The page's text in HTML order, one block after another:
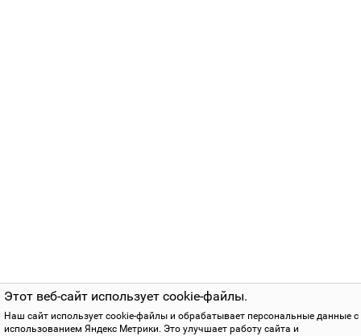
Этот веб-сайт использует cookie-файлы.
Наш сайт использует cookie-файлы и обрабатывает персональные данные с
использованием Яндекс Метрики. Это улучшает работу сайта и